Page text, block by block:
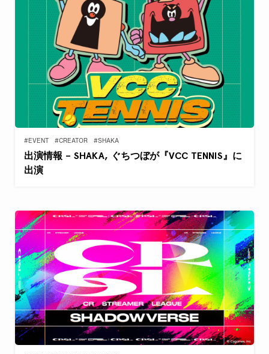
#EVENT #CREATOR #SHAKA
出演情報 – SHAKA, ぐちつぼが『VCC TENNIS』に
出演